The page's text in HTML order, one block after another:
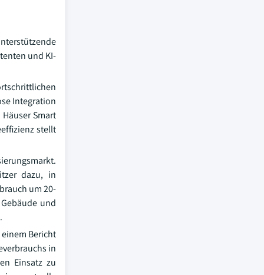
und KI-
Integration
Smart
stellt
dazu, in
um 20-
und
Bericht
in
Einsatz zu